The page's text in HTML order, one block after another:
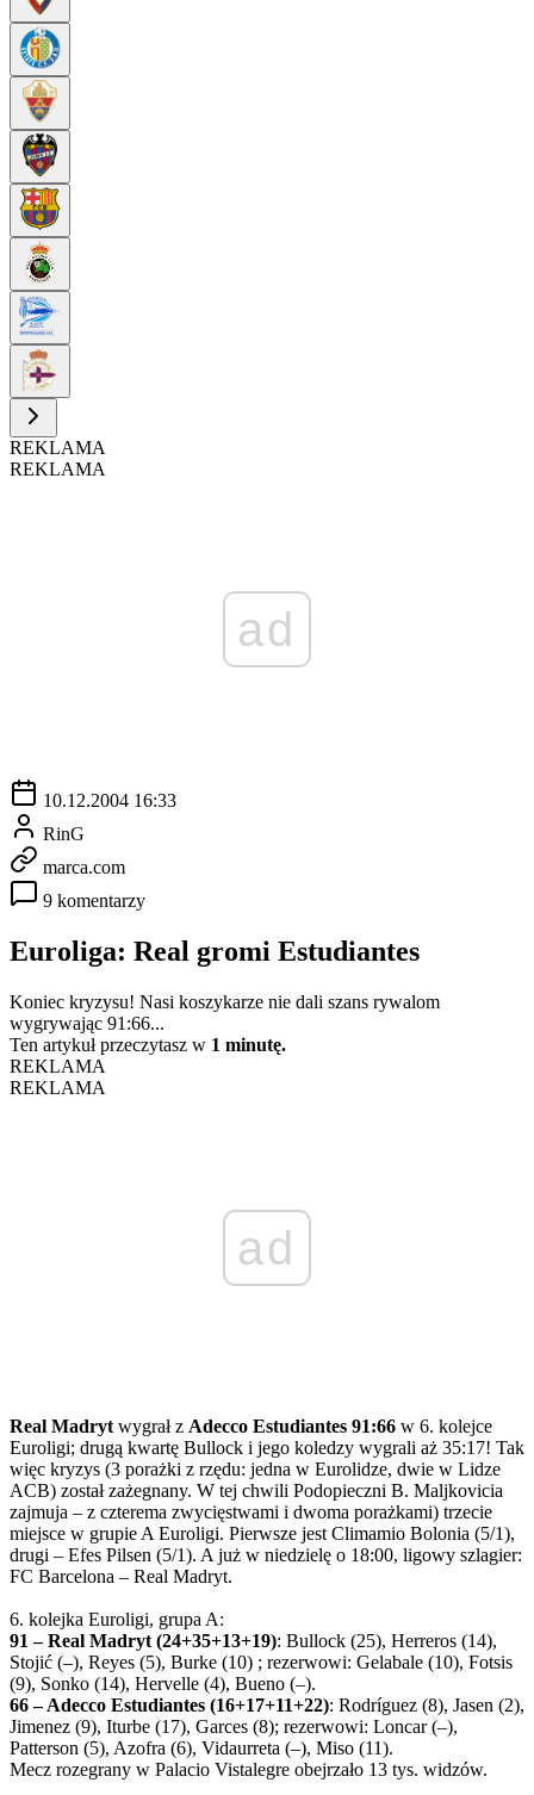
REKLAMA
REKLAMA
ad
10.12.2004 16:33
RinG
marca.com
9 komentarzy
Euroliga: Real gromi Estudiantes
Koniec kryzysu! Nasi koszykarze nie dali szans rywalom
wygrywając 91:66...
Ten artykuł przeczytasz w 1 minutę.
REKLAMA
REKLAMA
ad
Real Madryt wygrał z Adecco Estudiantes 91:66 w 6. kolejce
Euroligi; drugą kwartę Bullock i jego koledzy wygrali aż 35:17! Tak
więc kryzys (3 porażki z rzędu: jedna w Eurolidze, dwie w Lidze
ACB) został zażegnany. W tej chwili Podopieczni B. Maljkovicia
zajmuja – z czterema zwycięstwami i dwoma porażkami) trzecie
miejsce w grupie A Euroligi. Pierwsze jest Climamio Bolonia (5/1),
drugi – Efes Pilsen (5/1). A już w niedzielę o 18:00, ligowy szlagier:
FC Barcelona – Real Madryt.
6. kolejka Euroligi, grupa A:
91 – Real Madryt (24+35+13+19): Bullock (25), Herreros (14),
Stojić (–), Reyes (5), Burke (10) ; rezerwowi: Gelabale (10), Fotsis
(9), Sonko (14), Hervelle (4), Bueno (–).
66 – Adecco Estudiantes (16+17+11+22): Rodríguez (8), Jasen (2),
Jimenez (9), Iturbe (17), Garces (8); rezerwowi: Loncar (–),
Patterson (5), Azofra (6), Vidaurreta (–), Miso (11).
Mecz rozegrany w Palacio Vistalegre obejrzało 13 tys. widzów.